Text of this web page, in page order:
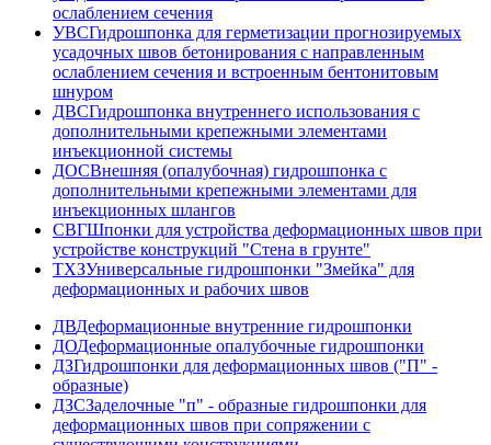
ослаблением сечения
УВСГидрошпонка для герметизации прогнозируемых
усадочных швов бетонирования с направленным
ослаблением сечения и встроенным бентонитовым
шнуром
ДВСГидрошпонка внутреннего использования с
дополнительными крепежными элементами
инъекционной системы
ДОСВнешняя (опалубочная) гидрошпонка с
дополнительными крепежными элементами для
инъекционных шлангов
СВГШпонки для устройства деформационных швов при
устройстве конструкций "Стена в грунте"
ТХЗУниверсальные гидрошпонки "Змейка" для
деформационных и рабочих швов
ДВДеформационные внутренние гидрошпонки
ДОДеформационные опалубочные гидрошпонки
ДЗГидрошпонки для деформационных швов ("П" -
образные)
ДЗСЗаделочные "п" - образные гидрошпонки для
деформационных швов при сопряжении с